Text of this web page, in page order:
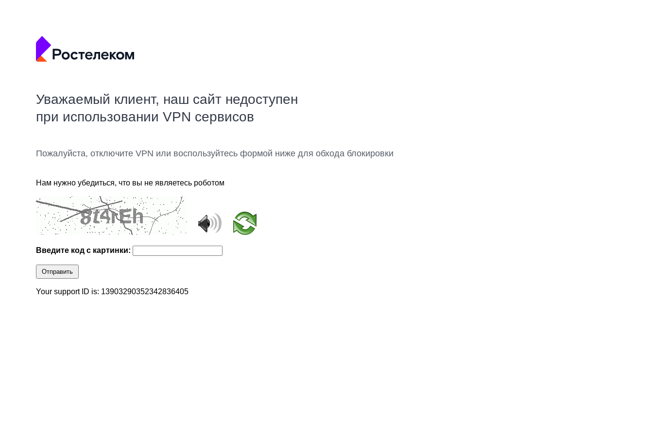
Уважаемый клиент, наш сайт недоступен
при использовании VPN сервисов
Пожалуйста, отключите VPN или воспользуйтесь формой ниже для обхода блокировки
Нам нужно убедиться, что вы не являетесь роботом
Введите код с картинки:
Отправить
Your support ID is: 13903290352342836405